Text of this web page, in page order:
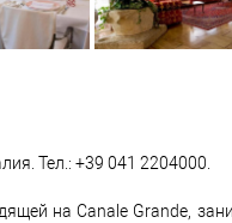
Тел.: +39 041 2204000.
на Canale Grande,